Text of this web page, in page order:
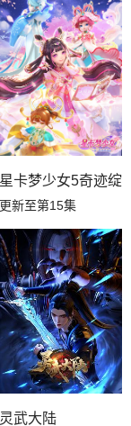
第13集
第10集
第07集
第01集
星卡梦少女5奇迹绽
更新至第15集
季
灵武大陆